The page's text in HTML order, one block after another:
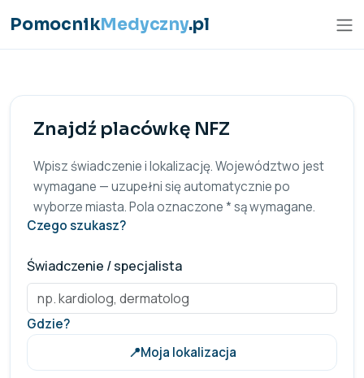
PomocnikMedyczny.pl
Znajdź placówkę NFZ
Wpisz świadczenie i lokalizację. Województwo jest
wymagane — uzupełni się automatycznie po
wyborze miasta. Pola oznaczone * są wymagane.
Czego szukasz?
Świadczenie / specjalista
Gdzie?
📍Moja lokalizacja